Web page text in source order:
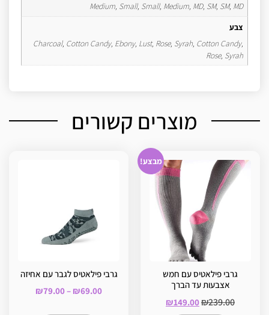
Medium, Small, Small, Medium, MD, SM, SM, MD
צבע
Charcoal, Cotton Candy, Ebony, Lust, Rose, Syrah, Cotton Candy,
Rose, Syrah
מוצרים קשורים
מבצע!
גרבי פילאטיס עם חמש
אצבעות עד הברך
₪239.00
₪149.00
גרבי פילאטיס לגבר עם אחיזה
₪69.00
–
₪79.00